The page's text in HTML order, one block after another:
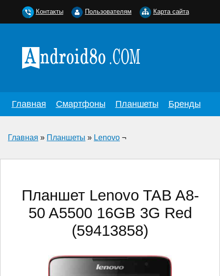
Главная Смартфоны Планшеты Бренды
Главная » Планшеты » Lenovo ¬
Планшет Lenovo TAB A8-
50 A5500 16GB 3G Red
(59413858)
Контакты Пользователям Карта сайта